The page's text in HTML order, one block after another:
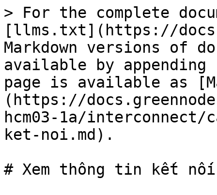
> For the complete
[llms.txt](https://
Markdown versions of
available by
page is available as
(https://
hcm03-1a/
ket-noi.md).
# Xem thông tin kết nối